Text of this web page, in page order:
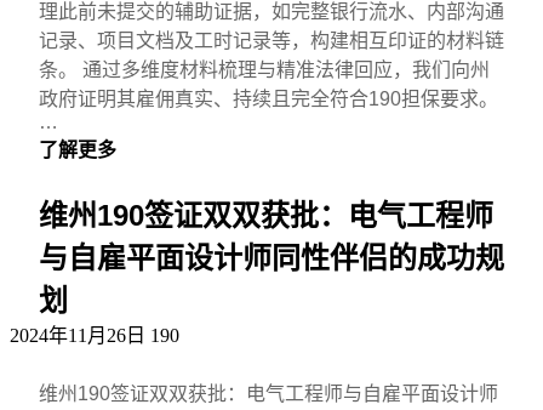
理此前未提交的辅助证据，如完整银行流水、内部沟通
记录、项目文档及工时记录等，构建相互印证的材料链
条。 通过多维度材料梳理与精准法律回应，我们向州
政府证明其雇佣真实、持续且完全符合190担保要求。
…
了解更多
维州190签证双双获批：电气工程师
与自雇平面设计师同性伴侣的成功规
划
2024年11月26日 190
维州190签证双双获批：电气工程师与自雇平面设计师